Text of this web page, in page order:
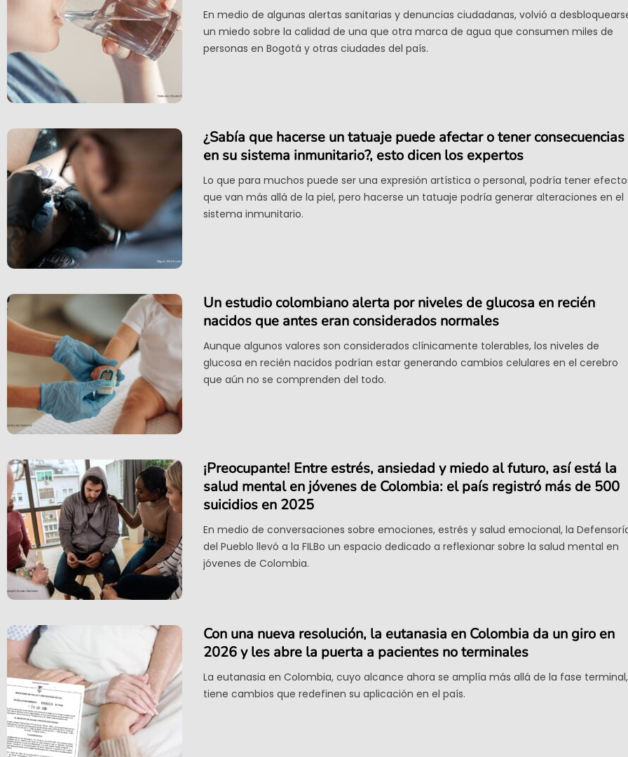
En medio de algunas alertas sanitarias y denuncias ciudadanas, volvió a
un miedo sobre la calidad de una que otra marca de agua que consumen miles de
personas en Bogotá y otras ciudades del país.
¿Sabía que hacerse un tatuaje puede afectar o tener consecuencias
en su sistema inmunitario?, esto dicen los expertos
Lo que para muchos puede ser una expresión artística o personal, podría tener
que van más allá de la piel, pero hacerse un tatuaje podría generar alteraciones en el
sistema inmunitario.
Un estudio colombiano alerta por niveles de glucosa en recién
nacidos que antes eran considerados normales
Aunque algunos valores son considerados clínicamente tolerables, los niveles de
glucosa en recién nacidos podrían estar generando cambios celulares en el cerebro
que aún no se comprenden del todo.
¡Preocupante! Entre estrés, ansiedad y miedo al futuro, así está la
salud mental en jóvenes de Colombia: el país registró más de 500
suicidios en 2025
En medio de conversaciones sobre emociones, estrés y salud emocional, la
del Pueblo llevó a la FILBo un espacio dedicado a reflexionar sobre la salud mental en
jóvenes de Colombia.
Con una nueva resolución, la eutanasia en Colombia da un giro en
2026 y les abre la puerta a pacientes no terminales
La eutanasia en Colombia, cuyo alcance ahora se amplía más allá de la fase terminal,
tiene cambios que redefinen su aplicación en el país.